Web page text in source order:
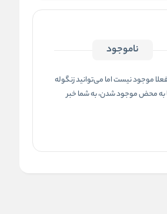
ناموجود
فعلا موجود نیست اما می‌توانید زنگوله
تا به محض موجود شدن، به شما خبر